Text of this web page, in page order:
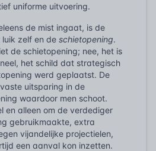
uniforme uitvoering.
de mist ingaat, is de
zelf en de schietopening.
de schietopening; nee, het is
het schild dat strategisch
werd geplaatst. De
uitsparing in de
waardoor men schoot.
en alleen om de verdediger
gebruikmaakte, extra
vijandelijke projectielen,
een aanval kon inzetten.